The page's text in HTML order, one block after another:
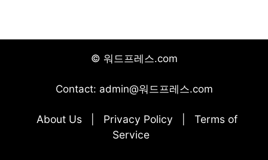
© 워드프레스.com
Contact: admin@워드프레스.com
About Us Privacy Policy
Terms of
Service